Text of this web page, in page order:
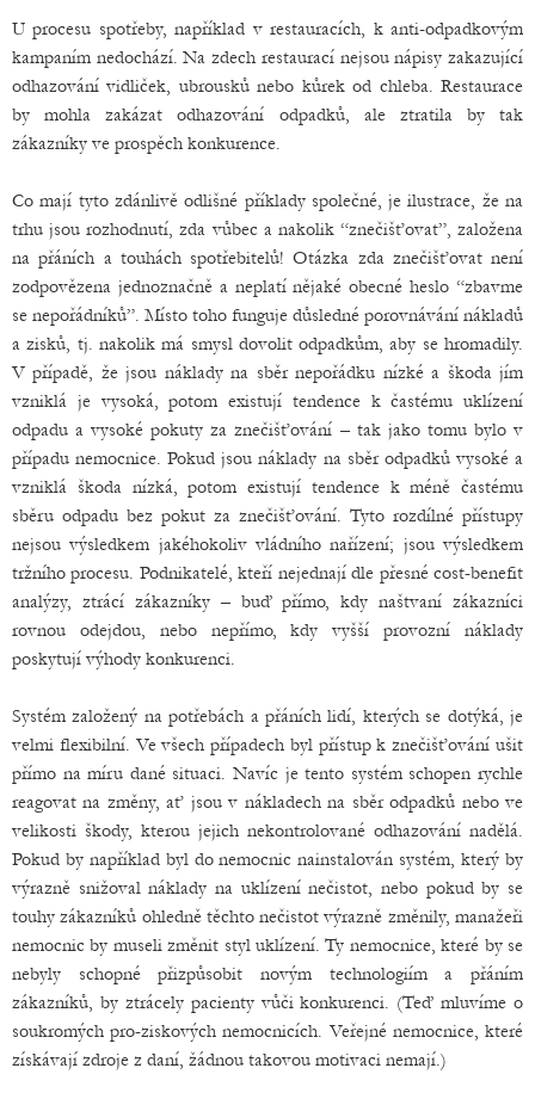
U procesu spotřeby, například v restauracích, k anti-odpadkovým
kampaním nedochází. Na zdech restaurací nejsou nápisy zakazující
odhazování vidliček, ubrousků nebo kůrek od chleba. Restaurace
by mohla zakázat odhazování odpadků, ale ztratila by tak
zákazníky ve prospěch konkurence.
Co mají tyto zdánlivě odlišné příklady společné, je ilustrace, že na
trhu jsou rozhodnutí, zda vůbec a nakolik “znečišťovat”, založena
na přáních a touhách spotřebitelů! Otázka zda znečišťovat není
zodpovězena jednoznačně a neplatí nějaké obecné heslo “zbavme
se nepořádníků”. Místo toho funguje důsledné porovnávání nákladů
a zisků, tj. nakolik má smysl dovolit odpadkům, aby se hromadily.
V případě, že jsou náklady na sběr nepořádku nízké a škoda jím
vzniklá je vysoká, potom existují tendence k častému uklízení
odpadu a vysoké pokuty za znečišťování – tak jako tomu bylo v
případu nemocnice. Pokud jsou náklady na sběr odpadků vysoké a
vzniklá škoda nízká, potom existují tendence k méně častému
sběru odpadu bez pokut za znečišťování. Tyto rozdílné přístupy
nejsou výsledkem jakéhokoliv vládního nařízení; jsou výsledkem
tržního procesu. Podnikatelé, kteří nejednají dle přesné cost-benefit
analýzy, ztrácí zákazníky – buď přímo, kdy naštvaní zákazníci
rovnou odejdou, nebo nepřímo, kdy vyšší provozní náklady
poskytují výhody konkurenci.
Systém založený na potřebách a přáních lidí, kterých se dotýká, je
velmi flexibilní. Ve všech případech byl přístup k znečišťování ušit
přímo na míru dané situaci. Navíc je tento systém schopen rychle
reagovat na změny, ať jsou v nákladech na sběr odpadků nebo ve
velikosti škody, kterou jejich nekontrolované odhazování nadělá.
Pokud by například byl do nemocnic nainstalován systém, který by
výrazně snižoval náklady na uklízení nečistot, nebo pokud by se
touhy zákazníků ohledně těchto nečistot výrazně změnily, manažeři
nemocnic by museli změnit styl uklízení. Ty nemocnice, které by se
nebyly schopné přizpůsobit novým technologiím a přáním
zákazníků, by ztrácely pacienty vůči konkurenci. (Teď mluvíme o
soukromých pro-ziskových nemocnicích. Veřejné nemocnice, které
získávají zdroje z daní, žádnou takovou motivaci nemají.)